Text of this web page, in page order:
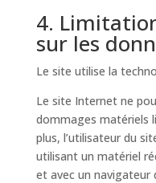
4.
sur les
Le site utilise la
Le site Internet ne
dommages matériels
plus, l’utilisateur du
utilisant un matériel
et avec un navigateur